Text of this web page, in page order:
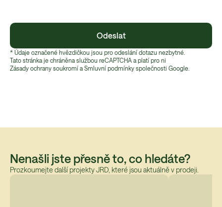
Odeslat
* Údaje označené hvězdičkou jsou pro odeslání dotazu nezbytné.
Tato stránka je chráněna službou reCAPTCHA a platí pro ni
Zásady ochrany soukromí a Smluvní podmínky společnosti Google.
Nenašli jste přesně to, co hledáte?
Prozkoumejte další projekty JRD, které jsou aktuálně v prodeji.